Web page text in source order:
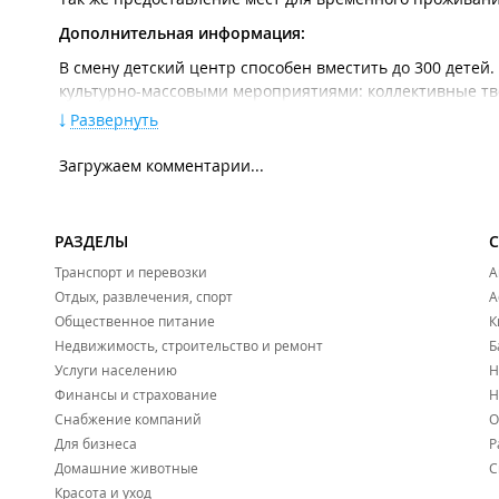
Дополнительная информация:
В смену детский центр способен вместить до 300
культурно-массовыми мероприятиями: коллективные
туристическое направление, развлекательные вечера.
Медицинская справка о состоянии здоровья
В день заезда приём детей осуществляется с 09:00
Трансфер:
Доставка транспортом ДЦО "Ритм-10" осуществляется
Развернуть
Загружаем комментарии...
РАЗДЕЛЫ
Транспорт и перевозки
Отдых, развлечения, спорт
Общественное питание
Недвижимость, строительство и ремонт
Услуги населению
Финансы и страхование
Снабжение компаний
Для бизнеса
Домашние животные
Красота и уход